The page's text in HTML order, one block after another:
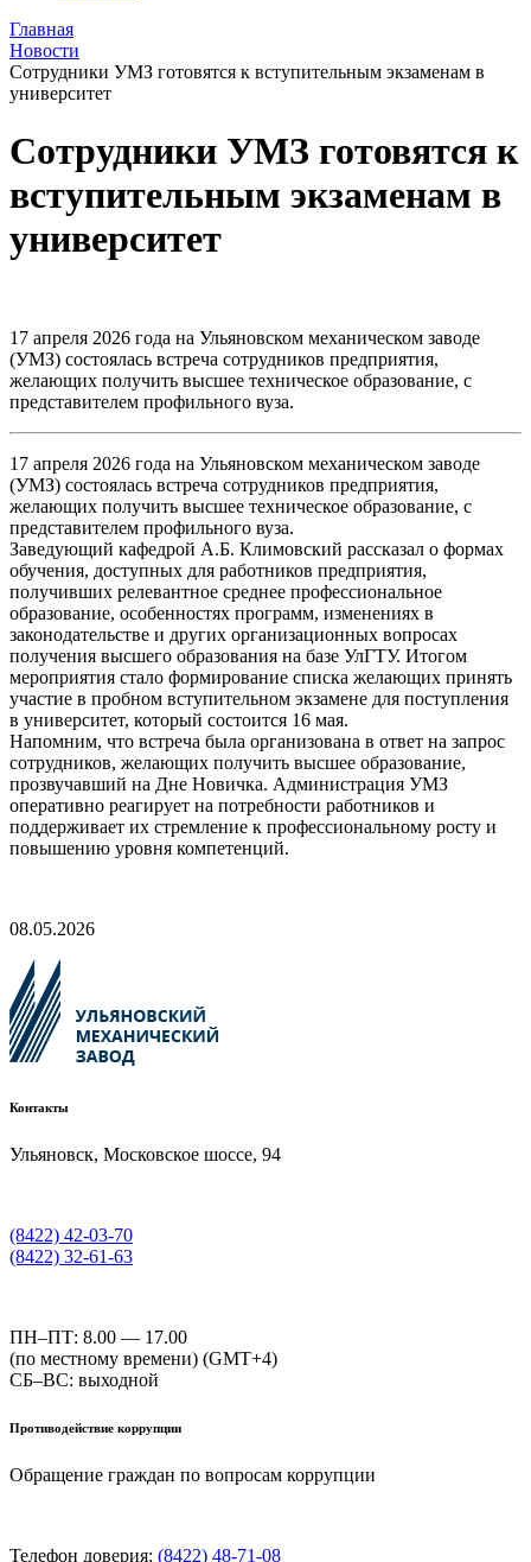
Главная
Новости
Сотрудники УМЗ готовятся к вступительным экзаменам в
университет
Сотрудники УМЗ готовятся к
вступительным экзаменам в
университет
17 апреля 2026 года на Ульяновском механическом заводе
(УМЗ) состоялась встреча сотрудников предприятия,
желающих получить высшее техническое образование, с
представителем профильного вуза.
17 апреля 2026 года на Ульяновском механическом заводе
(УМЗ) состоялась встреча сотрудников предприятия,
желающих получить высшее техническое образование, с
представителем профильного вуза.
Заведующий кафедрой А.Б. Климовский рассказал о формах
обучения, доступных для работников предприятия,
получивших релевантное среднее профессиональное
образование, особенностях программ, изменениях в
законодательстве и других организационных вопросах
получения высшего образования на базе УлГТУ. Итогом
мероприятия стало формирование списка желающих принять
участие в пробном вступительном экзамене для поступления
в университет, который состоится 16 мая.
Напомним, что встреча была организована в ответ на запрос
сотрудников, желающих получить высшее образование,
прозвучавший на Дне Новичка. Администрация УМЗ
оперативно реагирует на потребности работников и
поддерживает их стремление к профессиональному росту и
повышению уровня компетенций.
08.05.2026
Контакты
Ульяновск, Московское шоссе, 94
(8422) 42-03-70
(8422) 32-61-63
ПН–ПТ: 8.00 — 17.00
(по местному времени) (GMT+4)
СБ–ВС: выходной
Противодействие коррупции
Обращение граждан по вопросам коррупции
Телефон доверия: (8422) 48-71-08